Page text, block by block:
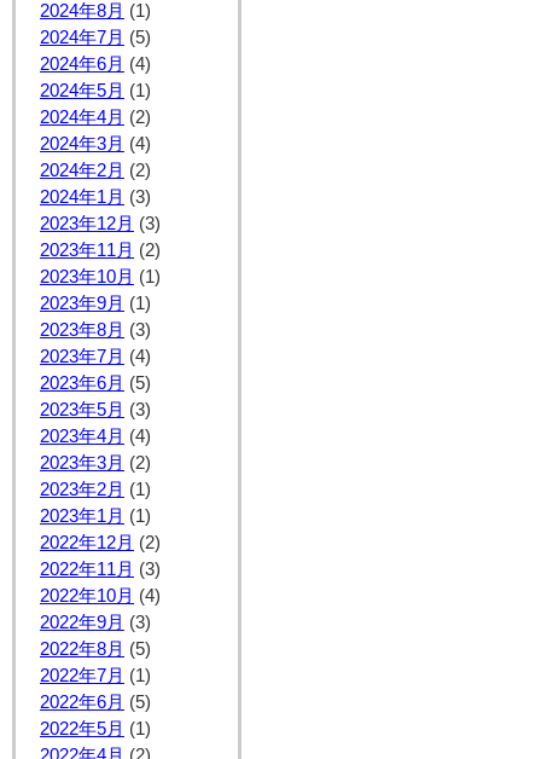
2024年8月 (1)
2024年7月 (5)
2024年6月 (4)
2024年5月 (1)
2024年4月 (2)
2024年3月 (4)
2024年2月 (2)
2024年1月 (3)
2023年12月 (3)
2023年11月 (2)
2023年10月 (1)
2023年9月 (1)
2023年8月 (3)
2023年7月 (4)
2023年6月 (5)
2023年5月 (3)
2023年4月 (4)
2023年3月 (2)
2023年2月 (1)
2023年1月 (1)
2022年12月 (2)
2022年11月 (3)
2022年10月 (4)
2022年9月 (3)
2022年8月 (5)
2022年7月 (1)
2022年6月 (5)
2022年5月 (1)